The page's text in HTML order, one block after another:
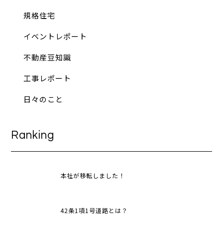
規格住宅
イベントレポート
不動産豆知識
工事レポート
日々のこと
Ranking
本社が移転しました！
42条1項1号道路とは？